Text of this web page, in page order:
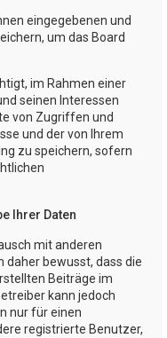
eingegebenen und
um das Board
im Rahmen einer
seinen Interessen
von Zugriffen und
und der von Ihrem
zu speichern, sofern
Ihrer Daten
mit anderen
daher bewusst, dass die
Beiträge im
kann jedoch
nur für einen
registrierte Benutzer,